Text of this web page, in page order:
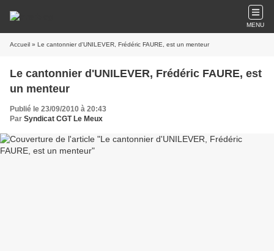
MENU
Accueil » Le cantonnier d'UNILEVER, Frédéric FAURE, est un menteur
Le cantonnier d'UNILEVER, Frédéric FAURE, est
un menteur
Publié le 23/09/2010 à 20:43
Par Syndicat CGT Le Meux